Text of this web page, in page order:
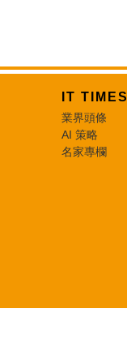
IT TIMES
業界頭條
AI 策略
名家專欄